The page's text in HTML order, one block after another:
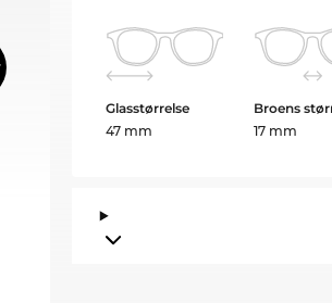
Glasstørrelse
47 mm
Broens
17 mm